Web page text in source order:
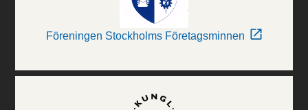
Föreningen Stockholms Företagsminnen